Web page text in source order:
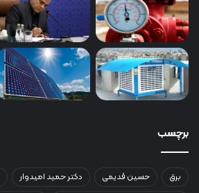
برچسب
برق حسین قدیمی دکتر حمید امیدوار